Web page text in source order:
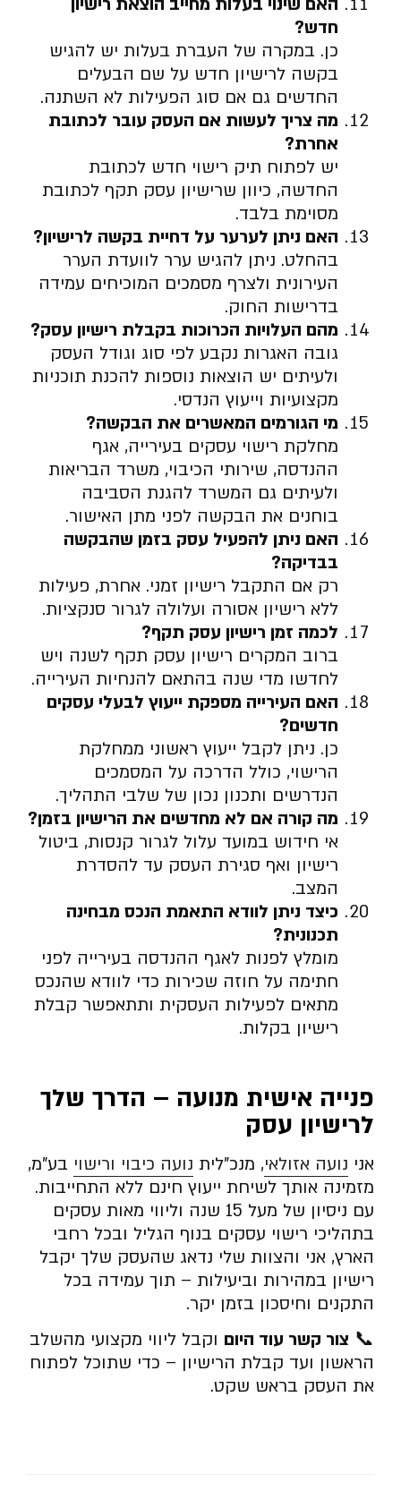
חדש?
כן. במקרה של העברת בעלות יש להגיש
בקשה לרישיון חדש על שם הבעלים
החדשים גם אם סוג הפעילות לא השתנה.
מה צריך לעשות אם העסק עובר לכתובת
אחרת?
יש לפתוח תיק רישוי חדש לכתובת
החדשה, כיוון שרישיון עסק תקף לכתובת
מסוימת בלבד.
האם ניתן לערער על דחיית בקשה לרישיון?
בהחלט. ניתן להגיש ערר לוועדת הערר
העירונית ולצרף מסמכים המוכיחים עמידה
בדרישות החוק.
מהם העלויות הכרוכות בקבלת רישיון עסק?
גובה האגרות נקבע לפי סוג וגודל העסק
ולעיתים יש הוצאות נוספות להכנת תוכניות
מקצועיות וייעוץ הנדסי.
מי הגורמים המאשרים את הבקשה?
מחלקת רישוי עסקים בעירייה, אגף
ההנדסה, שירותי הכיבוי, משרד הבריאות
ולעיתים גם המשרד להגנת הסביבה
בוחנים את הבקשה לפני מתן האישור.
האם ניתן להפעיל עסק בזמן שהבקשה
בבדיקה?
רק אם התקבל רישיון זמני. אחרת, פעילות
ללא רישיון אסורה ועלולה לגרור סנקציות.
לכמה זמן רישיון עסק תקף?
ברוב המקרים רישיון עסק תקף לשנה ויש
לחדשו מדי שנה בהתאם להנחיות העירייה.
האם העירייה מספקת ייעוץ לבעלי עסקים
חדשים?
כן. ניתן לקבל ייעוץ ראשוני ממחלקת
הרישוי, כולל הדרכה על המסמכים
הנדרשים ותכנון נכון של שלבי התהליך.
מה קורה אם לא מחדשים את הרישיון בזמן?
אי חידוש במועד עלול לגרור קנסות, ביטול
רישיון ואף סגירת העסק עד להסדרת
המצב.
כיצד ניתן לוודא התאמת הנכס מבחינה
תכנונית?
מומלץ לפנות לאגף ההנדסה בעירייה לפני
חתימה על חוזה שכירות כדי לוודא שהנכס
מתאים לפעילות העסקית ותתאפשר קבלת
רישיון בקלות.
פנייה אישית מנועה – הדרך שלך
לרישיון עסק
אני נועה אזולאי, מנכ”לית נועה כיבוי ורישוי בע”מ,
מזמינה אותך לשיחת ייעוץ חינם ללא התחייבות.
עם ניסיון של מעל 15 שנה וליווי מאות עסקים
בתהליכי רישוי עסקים בנוף הגליל ובכל רחבי
הארץ, אני והצוות שלי נדאג שהעסק שלך יקבל
רישיון במהירות וביעילות – תוך עמידה בכל
התקנים וחיסכון בזמן יקר.
📞 צור קשר עוד היום וקבל ליווי מקצועי מהשלב
הראשון ועד קבלת הרישיון – כדי שתוכל לפתוח
את העסק בראש שקט.